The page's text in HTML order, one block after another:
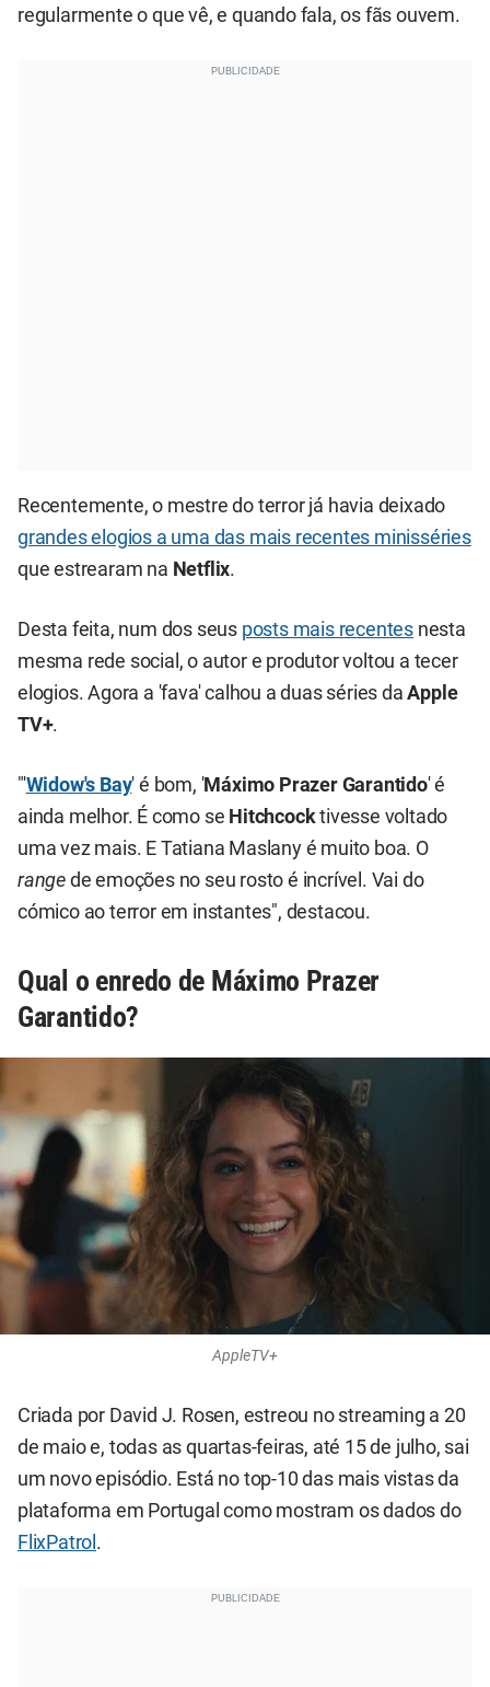
regularmente o que vê, e quando fala, os fãs ouvem.
Recentemente, o mestre do terror já havia deixado
grandes elogios a uma das mais recentes minisséries
que estrearam na Netflix.
Desta feita, num dos seus posts mais recentes nesta
mesma rede social, o autor e produtor voltou a tecer
elogios. Agora a 'fava' calhou a duas séries daApple
TV+.
"'Widow's Bay' é bom, 'Máximo Prazer Garantido' é
ainda melhor. É como se Hitchcocktivesse voltado
uma vez mais. E Tatiana Maslany é muito boa. O
range de emoções no seu rosto é incrível. Vai do
cómico ao terror em instantes", destacou.
Qual o enredo de Máximo Prazer
Garantido?
AppleTV+
Criada por David J. Rosen, estreou no streaming a 20
de maio e, todas as quartas-feiras, até 15 de julho, sai
um novo episódio. Está no top-10 das mais vistas da
plataforma em Portugal como mostram os dados do
FlixPatrol .